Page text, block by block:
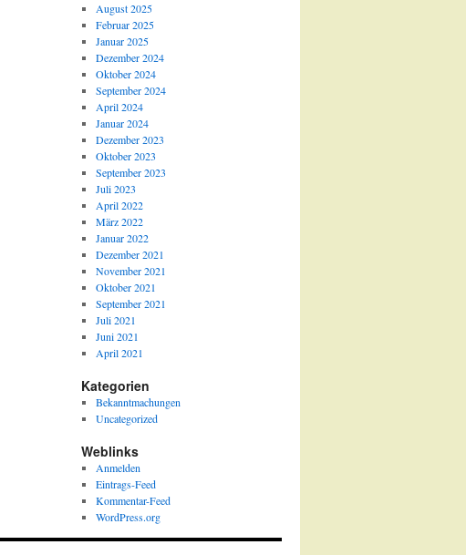
August 2025
Februar 2025
Januar 2025
Dezember 2024
Oktober 2024
September 2024
April 2024
Januar 2024
Dezember 2023
Oktober 2023
September 2023
Juli 2023
April 2022
März 2022
Januar 2022
Dezember 2021
November 2021
Oktober 2021
September 2021
Juli 2021
Juni 2021
April 2021
Kategorien
Bekanntmachungen
Uncategorized
Weblinks
Anmelden
Eintrags-Feed
Kommentar-Feed
WordPress.org